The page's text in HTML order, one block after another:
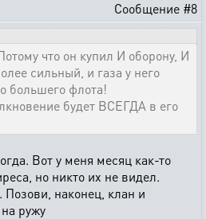
Сообщение #8
что он купил И оборону, И
сильный, и газа у него
большего флота!
будет ВСЕГДА в его
Вот у меня месяц как-то
но никто их не видел.
Позови, наконец, клан и
ружу